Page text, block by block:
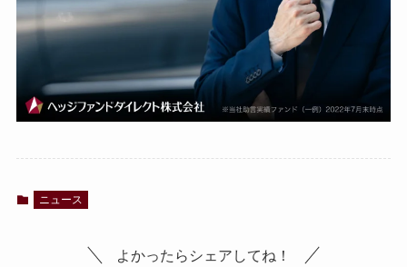
ニュース
よかったらシェアしてね！